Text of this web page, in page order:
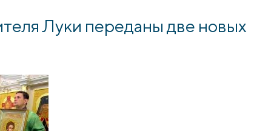
Луки переданы две новых